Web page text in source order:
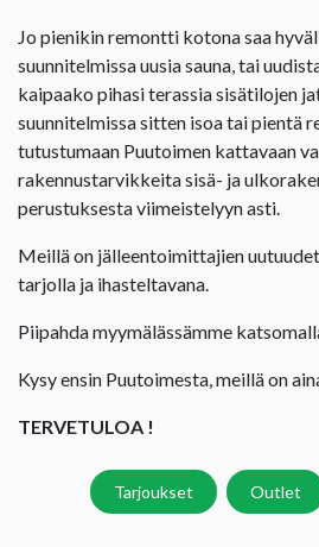
Jo pienikin remontti kotona saa
suunnitelmissa uusia sauna, tai
kaipaako pihasi terassia sisätilojen
suunnitelmissa sitten isoa tai pientä
tutustumaan Puutoimen kattavaan
rakennustarvikkeita sisä- ja
perustuksesta viimeistelyyn asti.
Meillä on jälleentoimittajien
tarjolla ja ihasteltavana.
Piipahda myymälässämme
Kysy ensin Puutoimesta, meillä on
TERVETULOA !
Tarjoukset Outlet